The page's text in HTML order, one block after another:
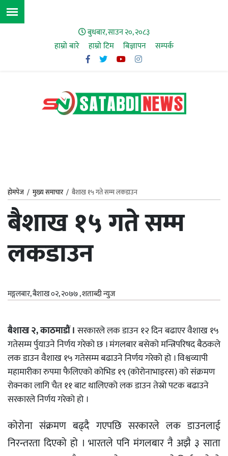
बुधबार, साउन २०, २०८३
हाम्रो बारे हाम्राे टिम बिज्ञापन सम्पर्क
होमपेज /मुख्य समाचार/ बैशाख १५ गते सम्म लकडाउन
बैशाख १५ गते सम्म
लकडाउन
मङ्गलबार, बैशाख ०२, २०७७,शताब्दी न्युज
बैशाख २, काठमाडौं ।सरकारले लक डाउन १२ दिन बढाएर वैशाख १५
गतेसम्म र्पुयाउने निर्णय गरेको छ । मंगलबार बसेको मन्त्रिपरिषद बैठकले
लक डाउन वैशाख १५ गतेसम्म बढाउने निर्णय गरेको हो । विश्वव्यापी
महामारीका रुपमा फैलिएको कोभिड १९ (कोरोनाभाइरस) को संक्रमण
रोक्नका लागि चैत ११ बाट थालिएको लक डाउन तेस्रो पटक बढाउने
सरकारले निर्णय गरेको हो ।
कोरोना संक्रमण बढ्दै गएपछि सरकारले लक डाउनलाई
निरन्तरता दिएको हो । भारतले पनि मंगलबार नै अझै ३ साता